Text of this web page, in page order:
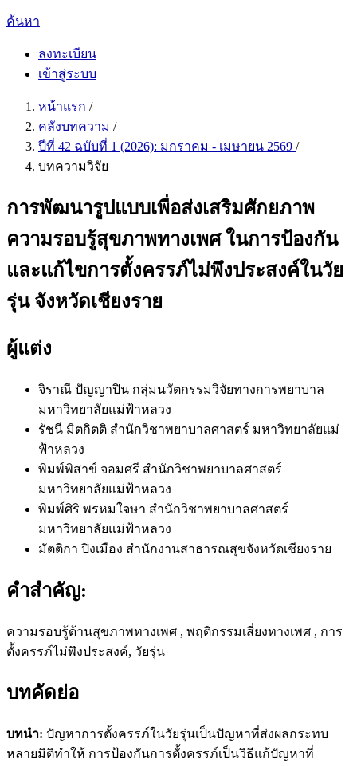
ค้นหา
ลงทะเบียน
เข้าสู่ระบบ
หน้าแรก /
คลังบทความ /
ปีที่ 42 ฉบับที่ 1 (2026): มกราคม - เมษายน 2569 /
บทความวิจัย
การพัฒนารูปแบบเพื่อส่งเสริมศักยภาพ
ความรอบรู้สุขภาพทางเพศ ในการป้องกัน
และแก้ไขการตั้งครรภ์ไม่พึงประสงค์ในวัย
รุ่น จังหวัดเชียงราย
ผู้แต่ง
จิราณี ปัญญาปิน กลุ่มนวัตกรรมวิจัยทางการพยาบาล
มหาวิทยาลัยแม่ฟ้าหลวง
รัชนี มิตกิตติ สำนักวิชาพยาบาลศาสตร์ มหาวิทยาลัยแม่
ฟ้าหลวง
พิมพ์พิสาข์ จอมศรี สำนักวิชาพยาบาลศาสตร์
มหาวิทยาลัยแม่ฟ้าหลวง
พิมพ์ศิริ พรหมใจษา สำนักวิชาพยาบาลศาสตร์
มหาวิทยาลัยแม่ฟ้าหลวง
มัตติกา ปิงเมือง สำนักงานสาธารณสุขจังหวัดเชียงราย
คำสำคัญ:
ความรอบรู้ด้านสุขภาพทางเพศ , พฤติกรรมเสี่ยงทางเพศ , การ
ตั้งครรภ์ไม่พึงประสงค์, วัยรุ่น
บทคัดย่อ
บทนำ: ปัญหาการตั้งครรภ์ในวัยรุ่นเป็นปัญหาที่ส่งผลกระทบ
หลายมิติทำให้ การป้องกันการตั้งครรภ์เป็นวิธีแก้ปัญหาที่